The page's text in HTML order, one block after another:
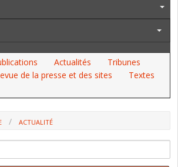
Actualités
Tribunes
de la presse et des sites
Textes
ACTUALITÉ